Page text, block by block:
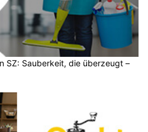
SZ: Sauberkeit, die überzeugt –